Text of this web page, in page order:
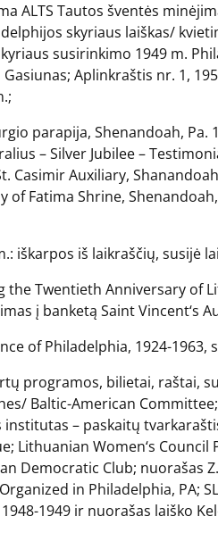
ALTS Tautos šventės
skyriaus laiškas/
susirinkimo 1949 m.
Gasiunas; Aplinkraštis nr. 1,
parapija, Shenandoah, Pa.
– Silver Jubilee –
Casimir Auxiliary,
of Fatima Shrine,
iškarpos iš laikraščių, susijė
Twentieth Anniversary of
į banketą Saint Vincent‘s
of Philadelphia, 1924-
programos, bilietai, raštai,
Baltic-American
– paskaitų
Lithuanian Women‘s
Democratic Club; nuorašas
in Philadelphia, PA;
1949 ir nuorašas laiško